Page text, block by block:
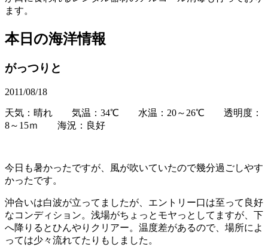
ます。
本日の海洋情報
がっつりと
2011/08/18
天気：晴れ 気温：34℃ 水温：20～26℃ 透明度：
8～15ｍ 海況：良好
今日も暑かったですが、風が吹いていたので幾分過ごしやす
かったです。
沖合いは白波が立ってましたが、エントリー口は至って良好
なコンディション。浅場がちょっとモヤっとしてますが、下
へ降りるとひんやりクリアー。温度差があるので、場所によ
っては少々流れてたりもしました。